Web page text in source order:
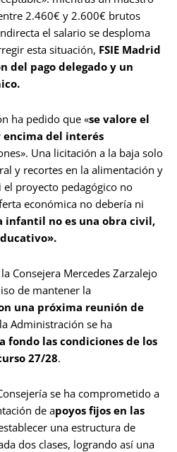
2.460€ y 2.600€ brutos
el salario se desploma
esta situación, FSIE Madrid
del pago delegado y un
ha pedido que «se valore el
del interés
Una licitación a la baja solo
y recortes en la alimentación y
el proyecto pedagógico no
económica no debería ni
infantil no es una obra civil,
Consejera Mercedes Zarzalejo
de mantener la
una próxima reunión de
Administración se ha
fondo las condiciones de los
27/28.
se ha comprometido a
de apoyos fijos en las
una estructura de
dos clases, logrando así una